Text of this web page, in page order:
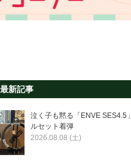
最新記事
泣く子も黙る「ENVE SES4.5
ルセット着弾
2026.08.08 (土)